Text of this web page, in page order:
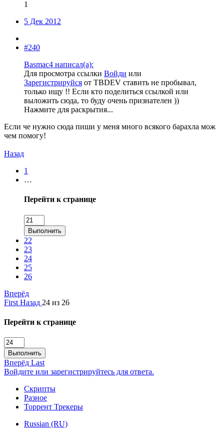
1
5 Дек 2012
#240
Basmac4 написал(а):
Для просмотра ссылки Войди или
Зарегистрируйся от TBDEV ставить не пробывал,
только ищу !! Если кто поделиться ссылкой или
выложить сюда, то буду очень признателен ))
Нажмите для раскрытия...
Если че нужно сюда пиши у меня много всякого барахла мож
чем помогу!
Назад
1
…
Перейти к странице
Выполнить
22
23
24
25
26
Вперёд
First Назад 24 из 26
Перейти к странице
Выполнить
Вперёд Last
Войдите или зарегистрируйтесь для ответа.
Скрипты
Разное
Торрент Трекеры
Russian (RU)